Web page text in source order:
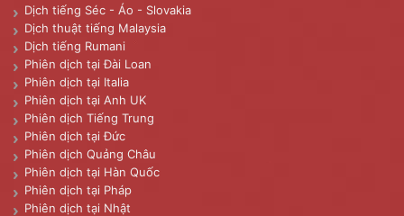
Dịch tiếng Séc - Áo - Slovakia
Dịch thuật tiếng Malaysia
Dịch tiếng Rumani
Phiên dịch tại Đài Loan
Phiên dịch tại Italia
Phiên dịch tại Anh UK
Phiên dịch Tiếng Trung
Phiên dịch tại Đức
Phiên dịch Quảng Châu
Phiên dịch tại Hàn Quốc
Phiên dịch tại Pháp
Phiên dịch tại Nhật